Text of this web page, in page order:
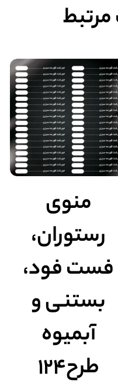
منوی
رستوران،
فست فود،
بستنی و
آبمیوه
طرح۱۲۴